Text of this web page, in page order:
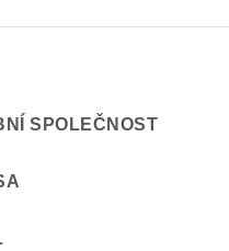
SPOLEČNOST